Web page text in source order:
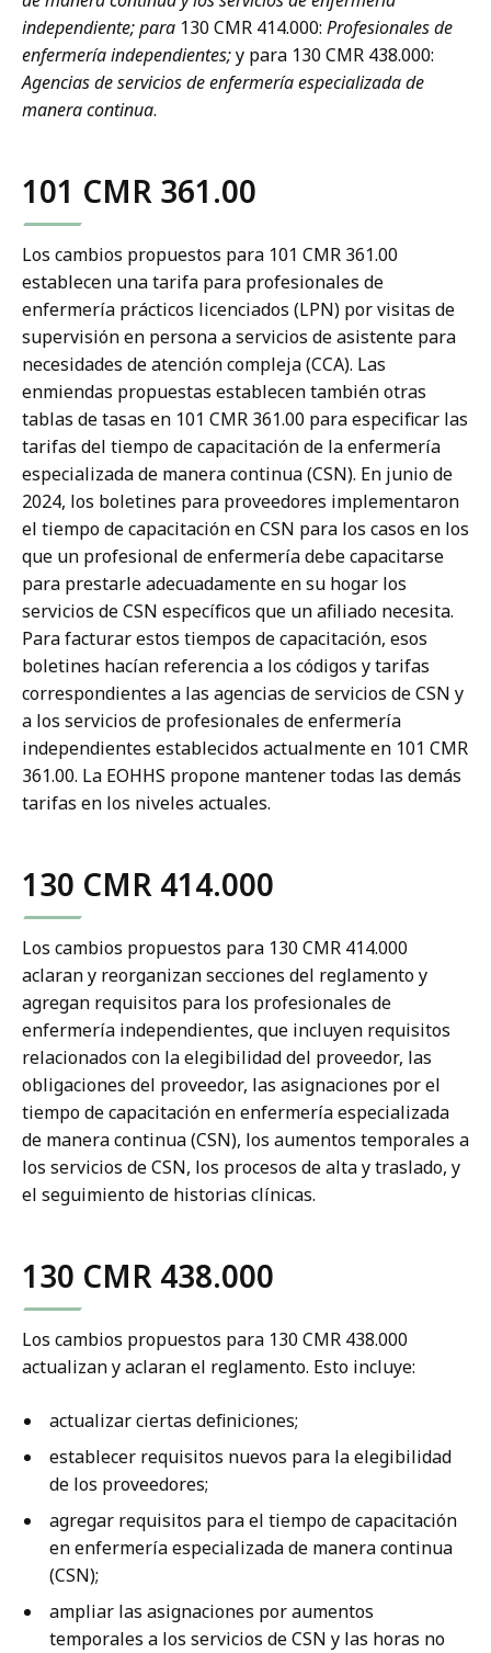
independiente; para 130 CMR 414.000: Profesionales de
enfermería independientes;y para 130 CMR 438.000:
Agencias de servicios de enfermería especializada de
manera continua.
101 CMR 361.00
Los cambios propuestos para 101 CMR 361.00
establecen una tarifa para profesionales de
enfermería prácticos licenciados (LPN) por visitas de
supervisión en persona a servicios de asistente para
necesidades de atención compleja (CCA). Las
enmiendas propuestas establecen también otras
tablas de tasas en 101 CMR 361.00 para especificar las
tarifas del tiempo de capacitación de la enfermería
especializada de manera continua (CSN). En junio de
2024, los boletines para proveedores implementaron
el tiempo de capacitación en CSN para los casos en los
que un profesional de enfermería debe capacitarse
para prestarle adecuadamente en su hogar los
servicios de CSN específicos que un afiliado necesita.
Para facturar estos tiempos de capacitación, esos
boletines hacían referencia a los códigos y tarifas
correspondientes a las agencias de servicios de CSN y
a los servicios de profesionales de enfermería
independientes establecidos actualmente en 101 CMR
361.00. La EOHHS propone mantener todas las demás
tarifas en los niveles actuales.
130 CMR 414.000
Los cambios propuestos para 130 CMR 414.000
aclaran y reorganizan secciones del reglamento y
agregan requisitos para los profesionales de
enfermería independientes, que incluyen requisitos
relacionados con la elegibilidad del proveedor, las
obligaciones del proveedor, las asignaciones por el
tiempo de capacitación en enfermería especializada
de manera continua (CSN), los aumentos temporales a
los servicios de CSN, los procesos de alta y traslado, y
el seguimiento de historias clínicas.
130 CMR 438.000
Los cambios propuestos para 130 CMR 438.000
actualizan y aclaran el reglamento. Esto incluye:
actualizar ciertas definiciones;
establecer requisitos nuevos para la elegibilidad
de los proveedores;
agregar requisitos para el tiempo de capacitación
en enfermería especializada de manera continua
(CSN);
ampliar las asignaciones por aumentos
temporales a los servicios de CSN y las horas no